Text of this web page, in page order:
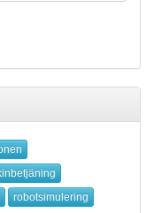
robotsimulering